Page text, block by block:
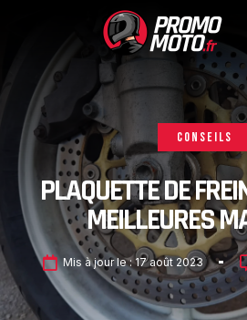
CONSEILS
PLAQUETTE DE
MEILLEURES
Mis à jour le :17 août 2023